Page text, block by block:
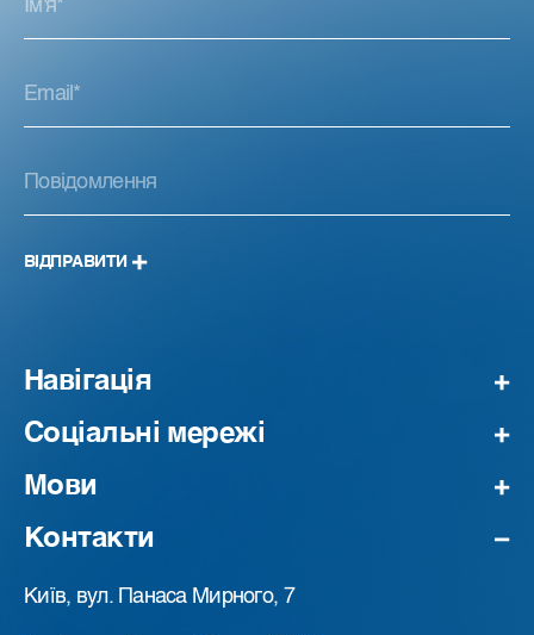
ВІДПРАВИТИ
Навігація
Соціальні мережі
Мови
Контакти
Київ, вул. Панаса Мирного, 7